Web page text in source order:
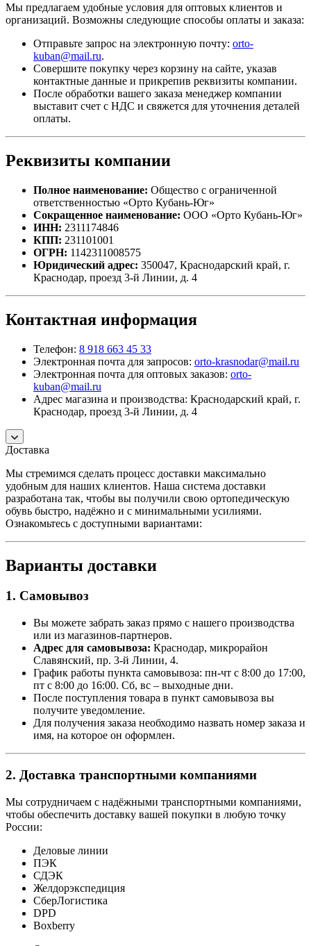
Мы предлагаем удобные условия для оптовых клиентов и
организаций. Возможны следующие способы оплаты и заказа:
Отправьте запрос на электронную почту: orto-
kuban@mail.ru.
Совершите покупку через корзину на сайте, указав
контактные данные и прикрепив реквизиты компании.
После обработки вашего заказа менеджер компании
выставит счет с НДС и свяжется для уточнения деталей
оплаты.
Реквизиты компании
Полное наименование: Общество с ограниченной
ответственностью «Орто Кубань-Юг»
Сокращенное наименование: ООО «Орто Кубань-Юг»
ИНН: 2311174846
КПП: 231101001
ОГРН: 1142311008575
Юридический адрес: 350047, Краснодарский край, г.
Краснодар, проезд 3-й Линии, д. 4
Контактная информация
Телефон: 8 918 663 45 33
Электронная почта для запросов: orto-krasnodar@mail.ru
Электронная почта для оптовых заказов: orto-
kuban@mail.ru
Адрес магазина и производства: Краснодарский край, г.
Краснодар, проезд 3-й Линии, д. 4
Доставка
Мы стремимся сделать процесс доставки максимально
удобным для наших клиентов. Наша система доставки
разработана так, чтобы вы получили свою ортопедическую
обувь быстро, надёжно и с минимальными усилиями.
Ознакомьтесь с доступными вариантами:
Варианты доставки
1. Самовывоз
Вы можете забрать заказ прямо с нашего производства
или из магазинов-партнеров.
Адрес для самовывоза: Краснодар, микрорайон
Славянский, пр. 3-й Линии, 4.
График работы пункта самовывоза: пн-чт с 8:00 до 17:00,
пт с 8:00 до 16:00. Сб, вс – выходные дни.
После поступления товара в пункт самовывоза вы
получите уведомление.
Для получения заказа необходимо назвать номер заказа и
имя, на которое он оформлен.
2. Доставка транспортными компаниями
Мы сотрудничаем с надёжными транспортными компаниями,
чтобы обеспечить доставку вашей покупки в любую точку
России:
Деловые линии
ПЭК
СДЭК
Желдорэкспедиция
СберЛогистика
DPD
Boxberry